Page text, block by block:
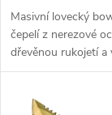
Masivní lovecký
čepelí z nerezové
dřevěnou rukojetí a
kovovou záštitou.
pouzdro pro uložení